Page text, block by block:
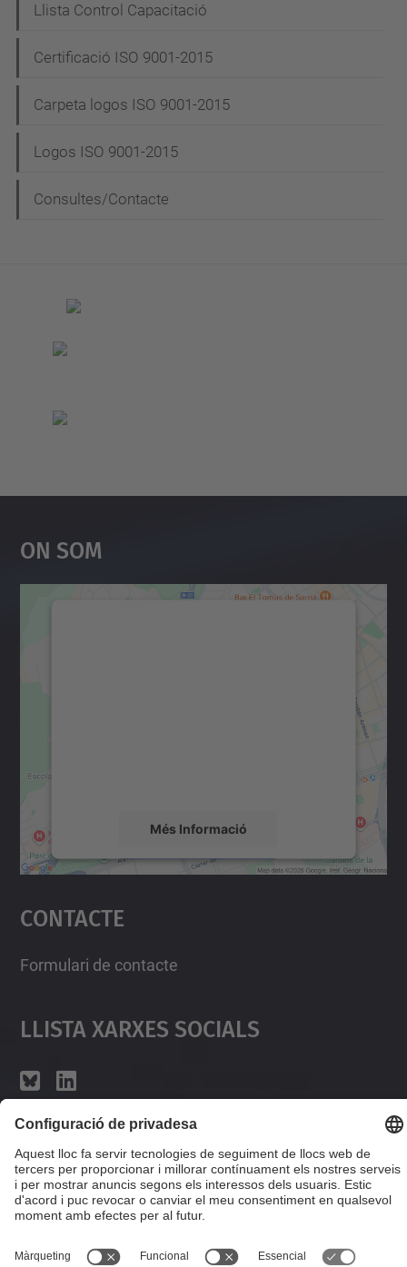
Llista Control Capacitació
Certificació ISO 9001-2015
Carpeta logos ISO 9001-2015
Logos ISO 9001-2015
Consultes/Contacte
On Som
Més Informació
Accepta
powered by
Contacte
Formulari de contacte
Llista Xarxes Socials
© UPC
Desenvolupat amb
Accessibilitat